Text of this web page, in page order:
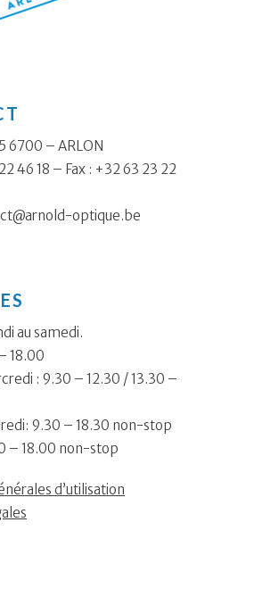
6700 – ARLON
46 18 – Fax : +32 63 23 22
optique.be
au samedi.
18.00
: 9.30 – 12.30 / 13.30 –
9.30 – 18.30 non-stop
– 18.00 non-stop
d’utilisation